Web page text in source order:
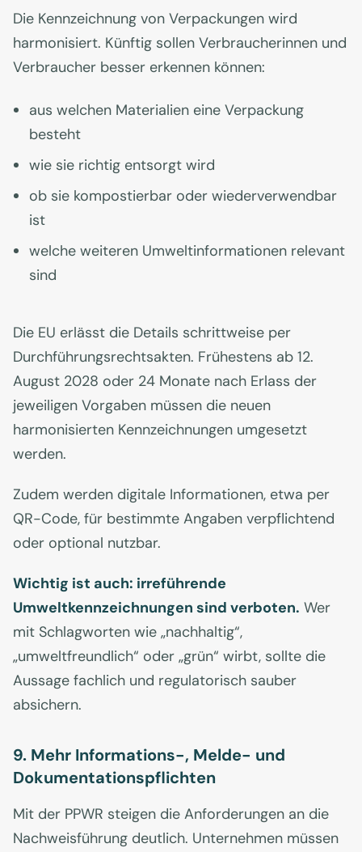
Die Kennzeichnung von Verpackungen wird
harmonisiert. Künftig sollen Verbraucherinnen und
Verbraucher besser erkennen können:
aus welchen Materialien eine Verpackung
besteht
wie sie richtig entsorgt wird
ob sie kompostierbar oder wiederverwendbar
ist
welche weiteren Umweltinformationen relevant
sind
Die EU erlässt die Details schrittweise per
Durchführungsrechtsakten. Frühestens ab 12.
August 2028 oder 24 Monate nach Erlass der
jeweiligen Vorgaben müssen die neuen
harmonisierten Kennzeichnungen umgesetzt
werden.
Zudem werden digitale Informationen, etwa per
QR-Code, für bestimmte Angaben verpflichtend
oder optional nutzbar.
Wichtig ist auch: irreführende
Umweltkennzeichnungen sind verboten. Wer
mit Schlagworten wie „nachhaltig“,
„umweltfreundlich“ oder „grün“ wirbt, sollte die
Aussage fachlich und regulatorisch sauber
absichern.
9. Mehr Informations-, Melde- und
Dokumentationspflichten
Mit der PPWR steigen die Anforderungen an die
Nachweisführung deutlich. Unternehmen müssen